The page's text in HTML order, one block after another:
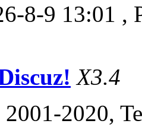
8-9 13:01 ,
X3.4
2020,